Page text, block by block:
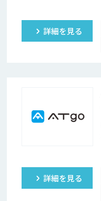
詳細を見る
詳細を見る